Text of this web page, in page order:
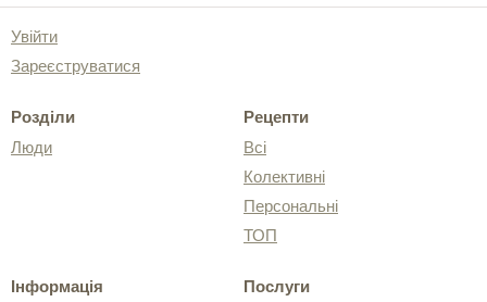
Увійти
Зареєструватися
Розділи
Люди
Рецепти
Всі
Колективні
Персональні
ТОП
Інформація
Послуги